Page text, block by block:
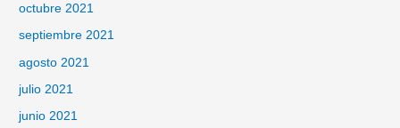
octubre 2021
septiembre 2021
agosto 2021
julio 2021
junio 2021